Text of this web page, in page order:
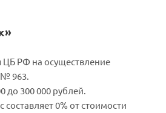
ЦБ РФ на осуществление
№ 963.
до 300 000 рублей.
0% от стоимости